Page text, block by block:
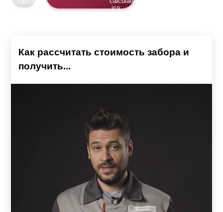
Как рассчитать стоимость забора и
получить...